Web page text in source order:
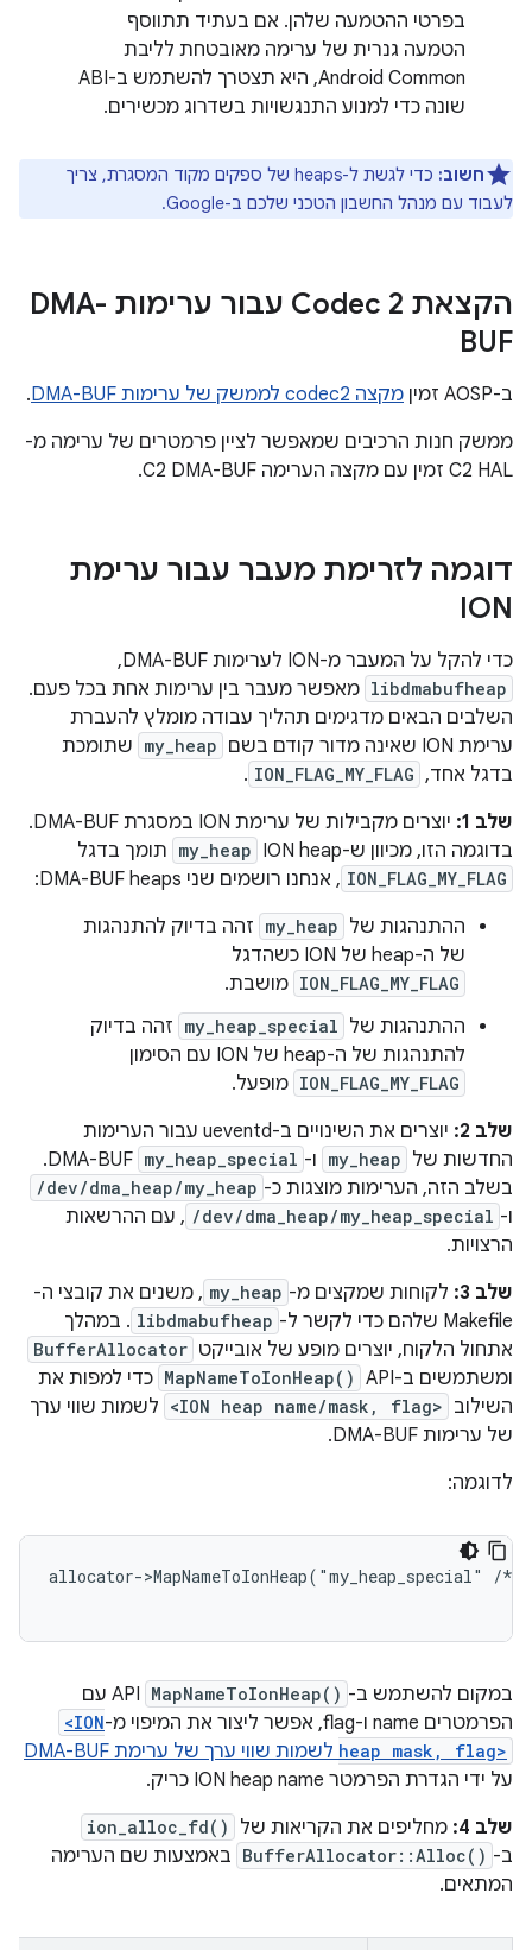
בפרטי ההטמעה שלהן. אם בעתיד תתווסף
הטמעה גנרית של ערימה מאובטחת לליבת
Android Common, היא תצטרך להשתמש ב-ABI
שונה כדי למנוע התנגשויות בשדרוג מכשירים.
חשוב:
כדי לגשת ל-heaps של ספקים מקוד המסגרת, צריך
לעבוד עם מנהל החשבון הטכני שלכם ב-Google.
הקצאת Codec 2 עבור ערימות DMA-
BUF
ב-AOSP זמין מקצה codec2 לממשק של ערימות DMA-BUF
.
ממשק חנות הרכיבים שמאפשר לציין פרמטרים של ערימה מ-
C2 HAL זמין עם מקצה הערימה C2 DMA-BUF.
דוגמה לזרימת מעבר עבור ערימת
ION
כדי להקל על המעבר מ-ION לערימות DMA-BUF, ‏
libdmabufheap מאפשר מעבר בין ערימות אחת בכל פעם.
השלבים הבאים מדגימים תהליך עבודה מומלץ להעברת
ערימת ION שאינה מדור קודם בשם
my_heap שתומכת
בדגל אחד, ION_FLAG_MY_FLAG
.
שלב 1:
יוצרים מקבילות של ערימת ION במסגרת DMA-BUF.
בדוגמה הזו, מכיוון ש-ION heap
my_heap תומך בדגל
ION_FLAG_MY_FLAG , אנחנו רושמים שני DMA-BUF heaps:
ההתנהגות של my_heap זהה בדיוק להתנהגות
של ה-heap של ION כשהדגל
ION_FLAG_MY_FLAG מושבת.
ההתנהגות של my_heap_special זהה בדיוק
להתנהגות של ה-heap של ION עם הסימון
ION_FLAG_MY_FLAG מופעל.
שלב 2:
יוצרים את השינויים ב-ueventd עבור הערימות
החדשות של my_heap ו- my_heap_special
DMA-BUF.
בשלב הזה, הערימות מוצגות כ- /dev/dma_heap/my_heap
ו- /dev/dma_heap/my_heap_special , עם ההרשאות
הרצויות.
שלב 3:
לקוחות שמקצים מ- my_heap , משנים את קובצי ה-
Makefile שלהם כדי לקשר ל-
libdmabufheap . במהלך
אתחול הלקוח, יוצרים מופע של אובייקט BufferAllocator
ומשתמשים ב-API‏ MapNameToIonHeap() כדי למפות את
השילוב <ION heap name/mask, flag> לשמות שווי ערך
של ערימות DMA-BUF.
לדוגמה:
allocator->MapNameToIonHeap("my_heap_special" /*
במקום להשתמש ב- MapNameToIonHeap()
API עם
הפרמטרים name ו-flag, אפשר ליצור את המיפוי מ-
<ION
heap mask, flag> לשמות שווי ערך של ערימת DMA-BUF
על ידי הגדרת הפרמטר ION heap name כריק.
שלב 4:
מחליפים את הקריאות של ion_alloc_fd()
ב- BufferAllocator::Alloc() באמצעות שם הערימה
המתאים.